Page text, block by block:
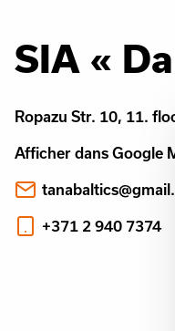
SIA «
Ropazu Str. 10, 11.
Afficher dans Google
+371 2 940 7374